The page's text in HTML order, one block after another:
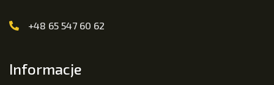
+48 65 547 60 62
Informacje